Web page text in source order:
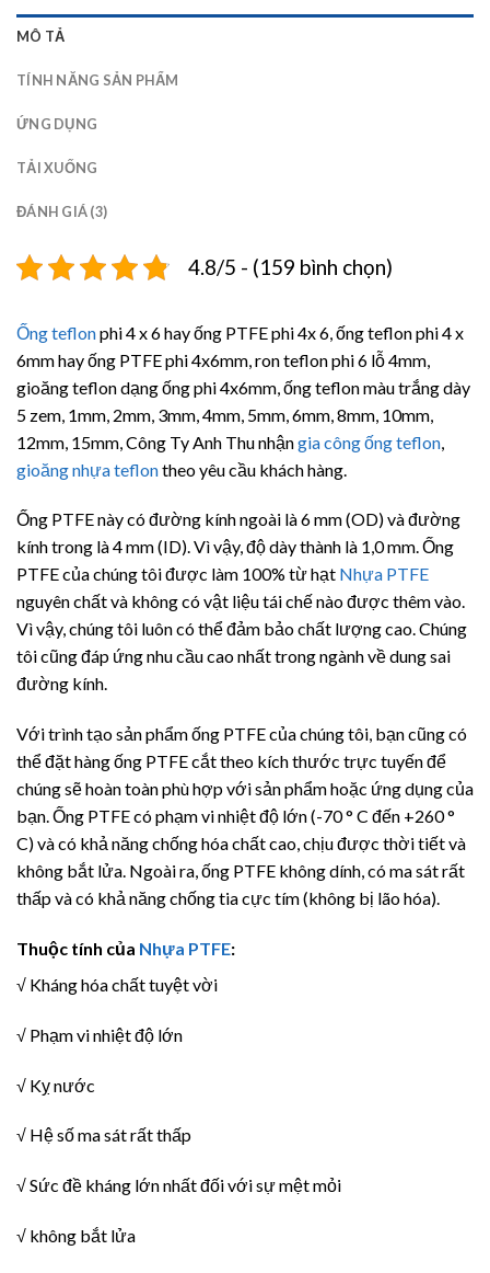
MÔ TẢ
TÍNH NĂNG SẢN PHẨM
ỨNG DỤNG
TẢI XUỐNG
ĐÁNH GIÁ (3)
4.8/5 - (159 bình chọn)
Ống teflonphi 4 x 6 hay ống PTFE phi 4x 6, ống teflon phi 4 x
6mm hay ống PTFE phi 4x6mm, ron teflon phi 6 lỗ 4mm,
gioăng teflon dạng ống phi 4x6mm, ống teflon màu trắng dày
5 zem, 1mm, 2mm, 3mm, 4mm, 5mm, 6mm, 8mm, 10mm,
12mm, 15mm, Công Ty Anh Thu nhậngia côngống teflon
gioăng nhựa teflontheo yêu cầu khách hàng.
Ống PTFE này có đường kính ngoài là 6 mm (OD) và đường
kính trong là 4 mm (ID). Vì vậy, độ dày thành là 1,0 mm. Ống
PTFE của chúng tôi được làm 100% từ hạt Nhựa PTFE
nguyên chất và không có vật liệu tái chế nào được thêm vào.
Vì vậy, chúng tôi luôn có thể đảm bảo chất lượng cao. Chúng
tôi cũng đáp ứng nhu cầu cao nhất trong ngành về dung sai
đường kính.
Với trình tạo sản phẩm ống PTFE của chúng tôi, bạn cũng có
thể đặt hàng ống PTFE cắt theo kích thước trực tuyến để
chúng sẽ hoàn toàn phù hợp với sản phẩm hoặc ứng dụng của
bạn. Ống PTFE có phạm vi nhiệt độ lớn (-70 ° C đến +260 °
C) và có khả năng chống hóa chất cao, chịu được thời tiết và
không bắt lửa. Ngoài ra, ống PTFE không dính, có ma sát rất
thấp và có khả năng chống tia cực tím (không bị lão hóa).
Thuộc tính của Nhựa PTFE:
√ Kháng hóa chất tuyệt vời
√ Phạm vi nhiệt độ lớn
√ Kỵ nước
√ Hệ số ma sát rất thấp
√ Sức đề kháng lớn nhất đối với sự mệt mỏi
√ không bắt lửa